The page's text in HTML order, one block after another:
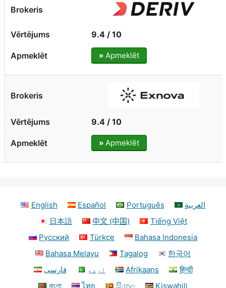
9.4 / 10
»Apmeklēt
9.4 / 10
»Apmeklēt
English Español Português
العربية
日本語
中文 (中国)
Tiếng Việt
Русский
Türkçe
Bahasa Indonesia
Bahasa Melayu
Tagalog
한국어
فارسی
اردو Afrikaans
हिन्दी
বাংলা
ไทย සිංහල Kiswahili